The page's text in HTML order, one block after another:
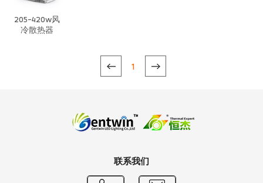
205-420w风
冷散热器
1
联系我们